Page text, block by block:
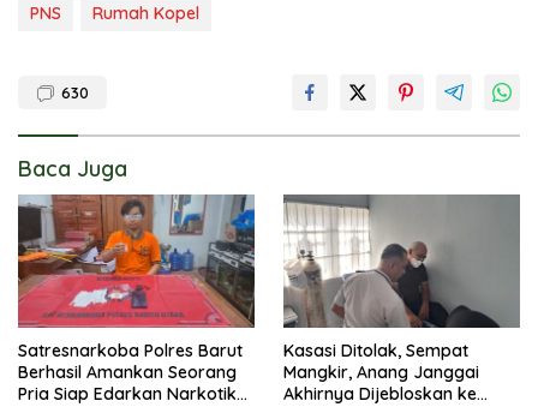
PNS Rumah Kopel
630
Baca Juga
Satresnarkoba Polres Barut
Berhasil Amankan Seorang
Pria Siap Edarkan Narkotika
Kasasi Ditolak, Sempat
Mangkir, Anang Janggai
Akhirnya Dijebloskan ke